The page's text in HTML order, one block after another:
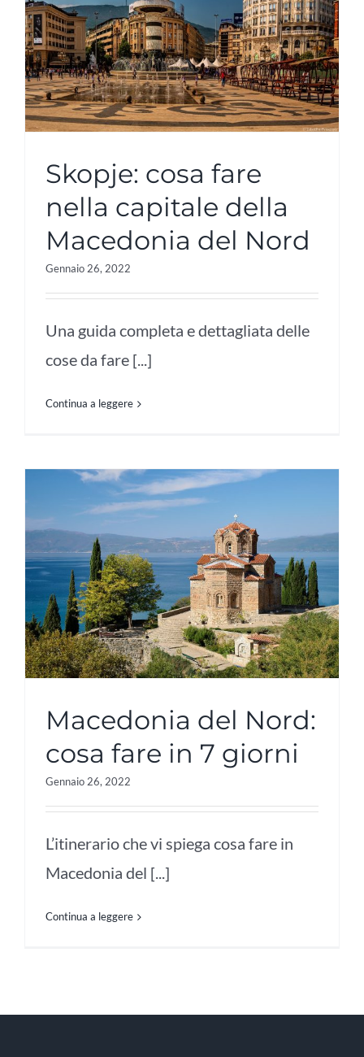
Skopje: cosa fare
nella capitale della
Macedonia del Nord
Gennaio 26, 2022
Una guida completa e dettagliata delle
cose da fare [...]
Continua a leggere
Macedonia del Nord:
cosa fare in 7 giorni
Gennaio 26, 2022
L’itinerario che vi spiega cosa fare in
Macedonia del [...]
Continua a leggere